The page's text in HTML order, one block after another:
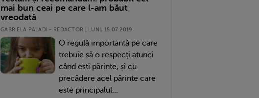
mai bun ceai pe care l-am băut
vreodată
GABRIELA PALADI - REDACTOR | LUNI, 15.07.2019
O regulă importantă pe care
trebuie să o respecți atunci
când ești părinte, și cu
precădere acel părinte care
este principalul...